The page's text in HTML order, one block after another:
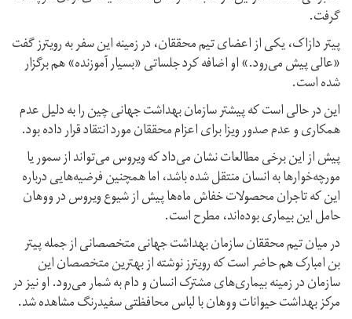
گرفت.
پیتر دازاک، یکی از اعضای تیم محققان، در زمینه این سفر به رویترز گفت
«عالی پیش می‌رود.» او اضافه کرد جلساتی «بسیار آموزنده» هم برگزار
شده است.
این در حالی است که پیشتر سازمان بهداشت جهانی چین را به دلیل عدم
همکاری و عدم صدور ویزا برای اعزام محققان مورد انتقاد قرار داده بود.
پیش از این برخی مطالعات نشان می‌داد که ویروس می‌تواند از سمور یا
مورچه‌خوارها به انسان منتقل شده باشد،‌ اما همچنین فرضیه‌هایی درباره
این که تاجران محصولات خفاش ماه‌ها پیش از شیوع ویروس در ووهان
حامل این بیماری بوده‌اند، مطرح است.
در میان تیم محققان سازمان بهداشت جهانی متخصصانی از جمله پیتر
بن امبارک هم حاضر است که رویترز نوشته از بهترین متخصصان این
سازمان در زمینه بیماری‌های مشترک انسان و دام به شمار می‌رود. او نیز در
مرکز بهداشت حیوانات ووهان با لباس محافظتی سفیدرنگ مشاهده شد.